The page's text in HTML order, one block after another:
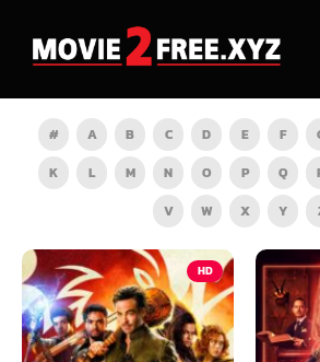
# A B C D E F
K
L M N O P Q
V
W X Y
HD